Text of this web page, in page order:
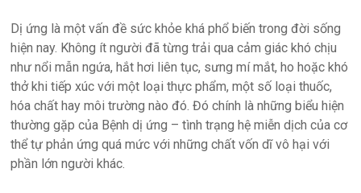
quản
lý
phòng
xét
nghiệm
TPH.LabIMS
Dị ứng là một vấn đề sức khỏe khá phổ biến trong đời sống
hiện nay. Không ít người đã từng trải qua cảm giác khó chịu
như nổi mẫn ngứa, hắt hơi liên tục, sưng mí mắt, ho hoặc khó
thở khi tiếp xúc với một loại thực phẩm, một số loại thuốc,
hóa chất hay môi trường nào đó. Đó chính là những biểu hiện
thường gặp của Bệnh dị ứng – tình trạng hệ miễn dịch của cơ
thể tự phản ứng quá mức với những chất vốn dĩ vô hại với
phần lớn người khác.